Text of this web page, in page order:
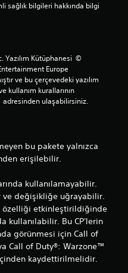
sağlık bilgileri hakkında bilgi
Yazılım Kütüphanesi  ©
Europe
ve bu çerçevedeki yazılım
kullanım kurallarının
ulaşabilirsiniz.
bu pakete yalnızca
erişilebilir.
kullanılamayabilir.
ve değişikliğe uğrayabilir.
özelliği etkinleştirildiğinde
kullanılabilir. Bu CP'lerin
görünmesi için Call of
Call of Duty®: Warzone™
kaydettirilmelidir.